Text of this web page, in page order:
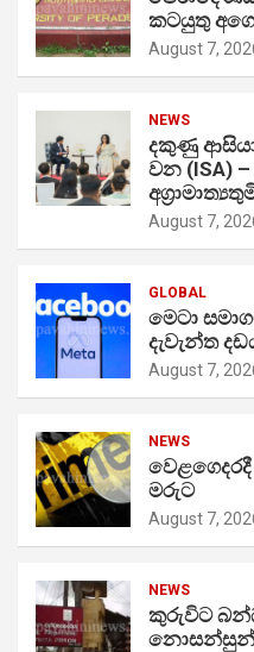
කටයුතු
August 7,
NEWS
දකුණු
වන (ISA) –
August 7,
GLOBAL
මෙටා
දැවැන්ත
August 7,
NEWS
මරුට
August 7,
NEWS
කුරුවිට